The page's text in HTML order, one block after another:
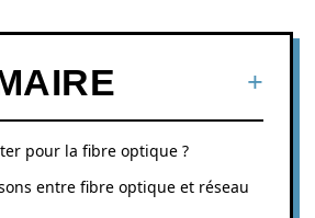
pour la fibre optique ?
entre fibre optique et réseau